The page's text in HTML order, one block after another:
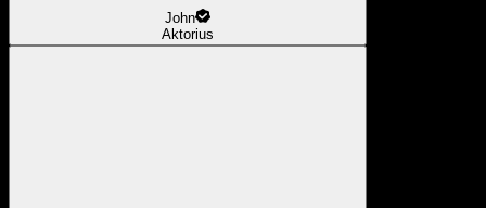
John
Aktorius